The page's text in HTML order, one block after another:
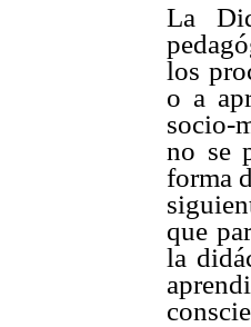
La
los
o a
socio-
no se
forma
que
la